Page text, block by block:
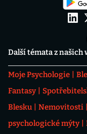
Další témata z našich
Moje Psychologie
Fantasy
Blesku
Nemovitosti
psychologické mýty